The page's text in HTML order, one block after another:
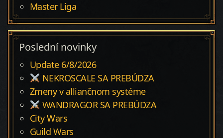
Master Liga
Poslední novinky
Update 6/8/2026
NEKROSCALE SA PREBÚDZA
Zmeny v alliančnom systéme
WANDRAGOR SA PREBÚDZA
City Wars
Guild Wars